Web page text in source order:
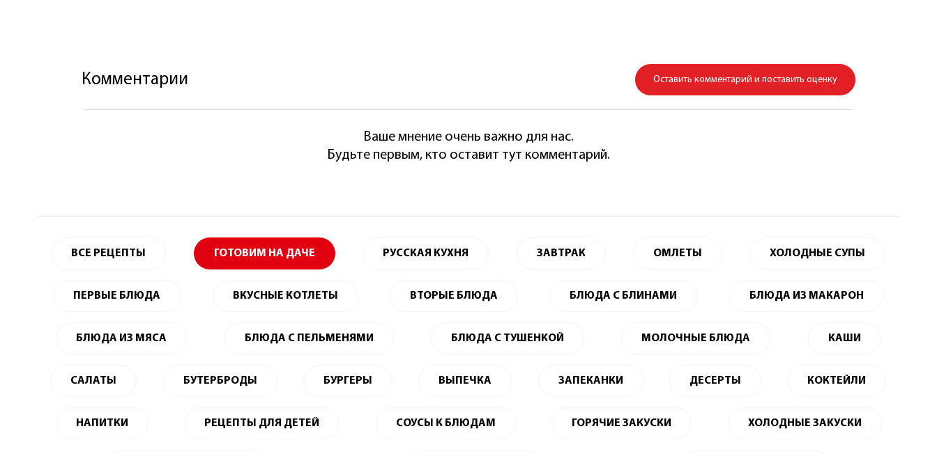
Комментарии Оставить комментарий и поставить оценку
Ваше мнение очень важно для нас.
Будьте первым, кто оставит тут комментарий.
ВСЕ РЕЦЕПТЫ ГОТОВИМ НА ДАЧЕ РУССКАЯ КУХНЯ ЗАВТРАК ОМЛЕТЫ ХОЛОДНЫЕ СУПЫ
ПЕРВЫЕ БЛЮДА ВКУСНЫЕ КОТЛЕТЫ ВТОРЫЕ БЛЮДА БЛЮДА С БЛИНАМИ БЛЮДА ИЗ МАКАРОН
БЛЮДА ИЗ МЯСА БЛЮДА С ПЕЛЬМЕНЯМИ БЛЮДА С ТУШЕНКОЙ МОЛОЧНЫЕ БЛЮДА КАШИ
САЛАТЫ БУТЕРБРОДЫ БУРГЕРЫ ВЫПЕЧКА ЗАПЕКАНКИ ДЕСЕРТЫ КОКТЕЙЛИ
НАПИТКИ РЕЦЕПТЫ ДЛЯ ДЕТЕЙ СОУСЫ К БЛЮДАМ ГОРЯЧИЕ ЗАКУСКИ ХОЛОДНЫЕ ЗАКУСКИ